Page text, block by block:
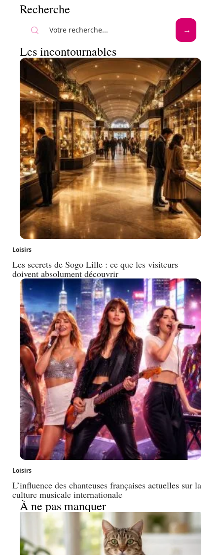
Recherche
Les incontournables
Loisirs
Les secrets de Sogo Lille : ce que les visiteurs
doivent absolument découvrir
Loisirs
L’influence des chanteuses françaises actuelles sur la
culture musicale internationale
À ne pas manquer